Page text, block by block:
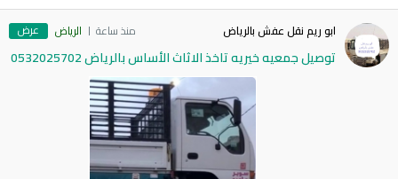
ابو ريم نقل عفش بالرياض منذ ساعة الرياض عرض
توصيل جمعيه خيريه تاخذ الاثاث الأساس بالرياض 0532025702